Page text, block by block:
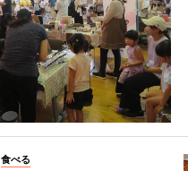
食べる